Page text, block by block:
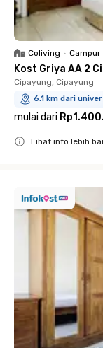
Coliving • Campur
Kost Griya AA 2
Cipayung, Cipayung
6.1 km dari
mulai dari
Lihat info lebih